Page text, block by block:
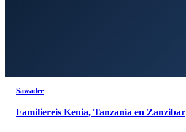
Sawadee
Familiereis Kenia, Tanzania en Zanzibar